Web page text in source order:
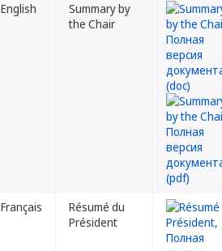
English
Summary by
the Chair
Français
Résumé du
Président